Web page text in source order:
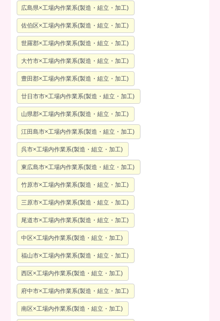
広島県×工場内作業系(製造・組立・加工)
佐伯区×工場内作業系(製造・組立・加工)
世羅郡×工場内作業系(製造・組立・加工)
大竹市×工場内作業系(製造・組立・加工)
豊田郡×工場内作業系(製造・組立・加工)
廿日市市×工場内作業系(製造・組立・加工)
山県郡×工場内作業系(製造・組立・加工)
江田島市×工場内作業系(製造・組立・加工)
呉市×工場内作業系(製造・組立・加工)
東広島市×工場内作業系(製造・組立・加工)
竹原市×工場内作業系(製造・組立・加工)
三原市×工場内作業系(製造・組立・加工)
尾道市×工場内作業系(製造・組立・加工)
中区×工場内作業系(製造・組立・加工)
福山市×工場内作業系(製造・組立・加工)
西区×工場内作業系(製造・組立・加工)
府中市×工場内作業系(製造・組立・加工)
南区×工場内作業系(製造・組立・加工)